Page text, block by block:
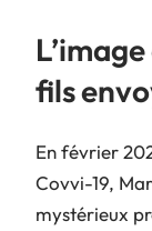
fils
En février
Covvi-19,
mystérieux